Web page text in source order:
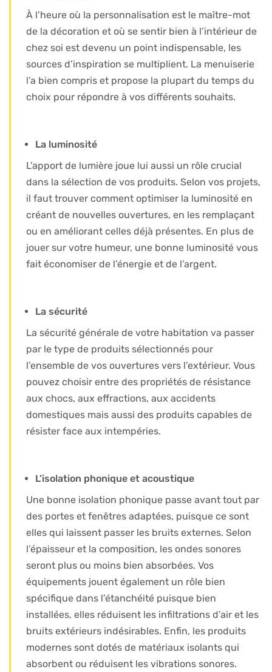
À l’heure où la personnalisation est le maître-mot
de la décoration et où se sentir bien à l’intérieur de
chez soi est devenu un point indispensable, les
sources d’inspiration se multiplient. La menuiserie
l’a bien compris et propose la plupart du temps du
choix pour répondre à vos différents souhaits.
La luminosité
L’apport de lumière joue lui aussi un rôle crucial
dans la sélection de vos produits. Selon vos projets,
il faut trouver comment optimiser la luminosité en
créant de nouvelles ouvertures, en les remplaçant
ou en améliorant celles déjà présentes. En plus de
jouer sur votre humeur, une bonne luminosité vous
fait économiser de l’énergie et de l’argent.
La sécurité
La sécurité générale de votre habitation va passer
par le type de produits sélectionnés pour
l’ensemble de vos ouvertures vers l’extérieur. Vous
pouvez choisir entre des propriétés de résistance
aux chocs, aux effractions, aux accidents
domestiques mais aussi des produits capables de
résister face aux intempéries.
L’isolation phonique et acoustique
Une bonne isolation phonique passe avant tout par
des portes et fenêtres adaptées, puisque ce sont
elles qui laissent passer les bruits externes. Selon
l’épaisseur et la composition, les ondes sonores
seront plus ou moins bien absorbées. Vos
équipements jouent également un rôle bien
spécifique dans l’étanchéité puisque bien
installées, elles réduisent les infiltrations d’air et les
bruits extérieurs indésirables. Enfin, les produits
modernes sont dotés de matériaux isolants qui
absorbent ou réduisent les vibrations sonores.